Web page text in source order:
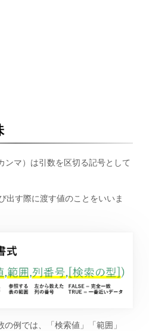
ンマ）は引数を区切る記号として
出す際に渡す値のことをいいま
例では、「検索値」「範囲」